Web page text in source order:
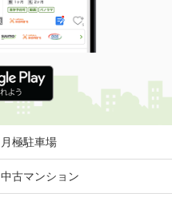
月極駐車場
中古マンション